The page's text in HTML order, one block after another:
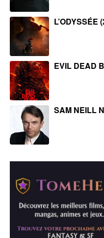
L’ODYSSÉE
EVIL DEAD
SAM NEILL